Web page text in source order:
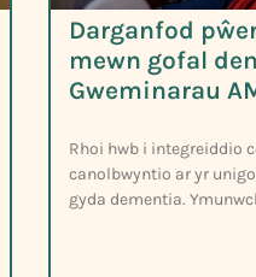
Darganfod
mewn gofal
Gweminarau
Rhoi hwb i integreiddio
canolbwyntio ar yr
gyda dementia.